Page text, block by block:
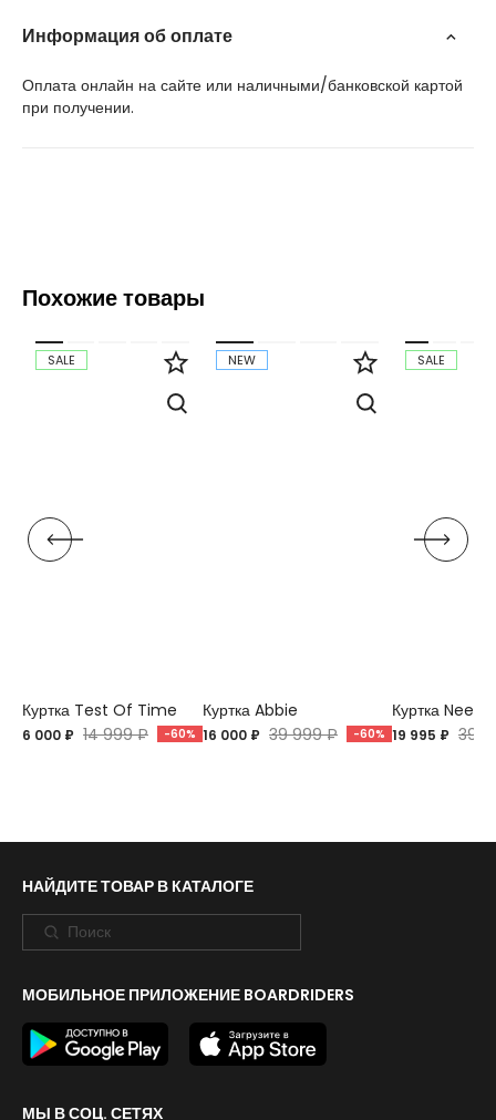
Информация об оплате
Оплата онлайн на сайте или наличными/банковской картой
при получении.
Похожие товары
SALE
Куртка Test Of Time
6 000 ₽ 14 999 ₽ -60%
NEW
Куртка Abbie
16 000 ₽ 39 999 ₽ -60%
SALE
Куртка Neeva
19 995 ₽ 39
НАЙДИТЕ ТОВАР В КАТАЛОГЕ
МОБИЛЬНОЕ ПРИЛОЖЕНИЕ BOARDRIDERS
МЫ В СОЦ. СЕТЯХ